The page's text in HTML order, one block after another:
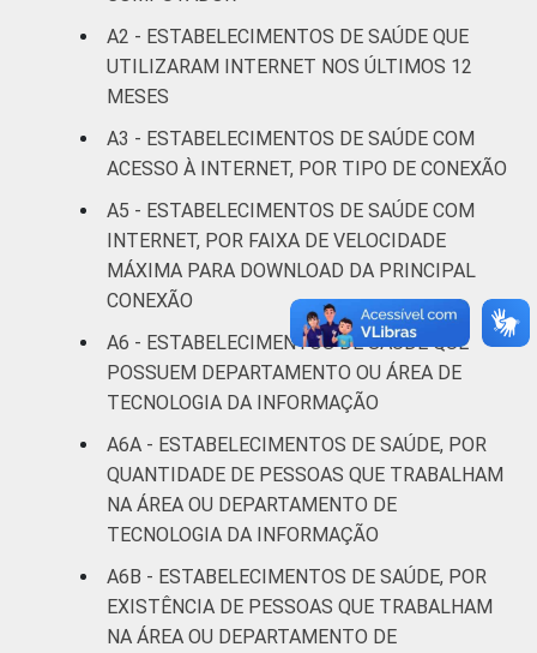
LOCALIZAÇÃO
Interior 83 10
Fonte: CGI.br/NIC.br, Centro Regional de
Estudos para o Desenvolvimento da
Sociedade da Informação (Cetic.br),
Pesquisa sobre o uso das Tecnologias de
Informação e Comunicação nos
estabelecimentos de saúde brasileiros - TIC
Saúde 2016.
A2 - ESTABELECIMENTOS DE SAÚDE QUE
UTILIZARAM INTERNET NOS ÚLTIMOS 12
MESES
A3 - ESTABELECIMENTOS DE SAÚDE COM
ACESSO À INTERNET, POR TIPO DE CONEXÃO
A5 - ESTABELECIMENTOS DE SAÚDE COM
INTERNET, POR FAIXA DE VELOCIDADE
MÁXIMA PARA DOWNLOAD DA PRINCIPAL
CONEXÃO
A6 - ESTABELECIMENTOS DE SAÚDE QUE
POSSUEM DEPARTAMENTO OU ÁREA DE
TECNOLOGIA DA INFORMAÇÃO
A6A - ESTABELECIMENTOS DE SAÚDE, POR
QUANTIDADE DE PESSOAS QUE TRABALHAM
NA ÁREA OU DEPARTAMENTO DE
TECNOLOGIA DA INFORMAÇÃO
A6B - ESTABELECIMENTOS DE SAÚDE, POR
EXISTÊNCIA DE PESSOAS QUE TRABALHAM
NA ÁREA OU DEPARTAMENTO DE